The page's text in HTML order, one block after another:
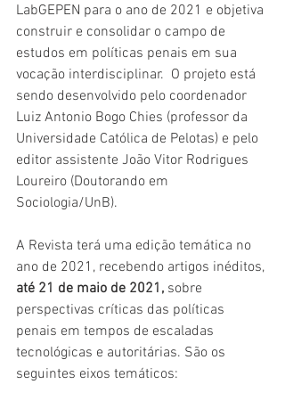
LabGEPEN para o ano de 2021 e objetiva
construir e consolidar o campo de
estudos em políticas penais em sua
vocação interdisciplinar.  O projeto está
sendo desenvolvido pelo coordenador
Luiz Antonio Bogo Chies (professor da
Universidade Católica de Pelotas) e pelo
editor assistente João Vitor Rodrigues
Loureiro (Doutorando em
Sociologia/UnB).
A Revista terá uma edição temática no
ano de 2021, recebendo artigos inéditos,
até 21 de maio de 2021, sobre
perspectivas críticas das políticas
penais em tempos de escaladas
tecnológicas e autoritárias. São os
seguintes eixos temáticos: